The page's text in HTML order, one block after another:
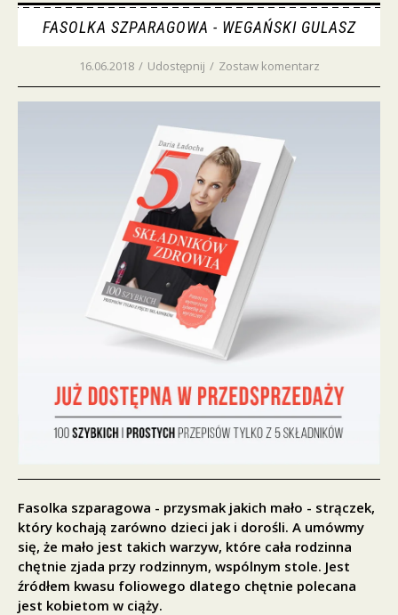
FASOLKA SZPARAGOWA - WEGAŃSKI GULASZ
16.06.2018 / Udostępnij / Zostaw komentarz
Fasolka szparagowa - przysmak jakich mało - strączek,
który kochają zarówno dzieci jak i dorośli. A umówmy
się, że mało jest takich warzyw, które cała rodzinna
chętnie zjada przy rodzinnym, wspólnym stole. Jest
źródłem kwasu foliowego dlatego chętnie polecana
jest kobietom w ciąży.